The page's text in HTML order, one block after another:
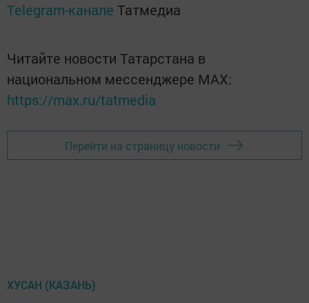
Telegram-канале Татмедиа
Читайте новости Татарстана в
национальном мессенджере MАХ:
https://max.ru/tatmedia
Перейти на страницу новости
ХУСАН (КАЗАНЬ)